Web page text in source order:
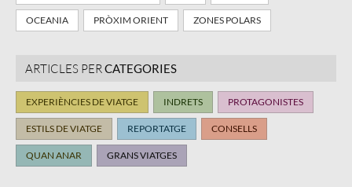
OCEANIA PRÒXIM ORIENT ZONES POLARS
ARTICLES PER CATEGORIES
EXPERIÈNCIES DE VIATGE INDRETS PROTAGONISTES
ESTILS DE VIATGE REPORTATGE CONSELLS
QUAN ANAR GRANS VIATGES